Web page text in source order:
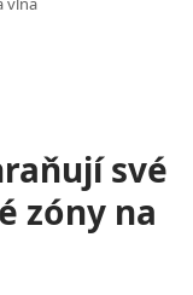
své
zóny na